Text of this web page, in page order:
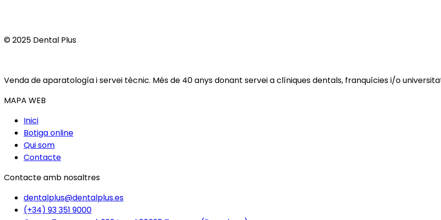
© 2025 Dental Plus
Venda de aparatología i servei tècnic. Més de 40 anys donant servei a clíniques dentals, franquícies i/o
MAPA WEB
Inici
Botiga online
Qui som
Contacte
Contacte amb nosaltres
dentalplus@dentalplus.es
(+34) 93 351 9000